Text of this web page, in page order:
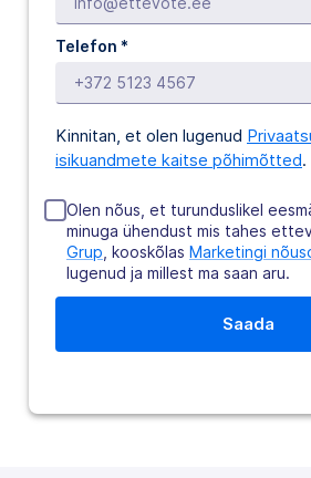
Telefon *
Kinnitan, et olen lugenud
isikuandmete kaitse põhimõtted.
Olen nõus, et turunduslikel
minuga ühendust mis tahes
Grup , kooskõlas Marketingi
lugenud ja millest ma saan aru.